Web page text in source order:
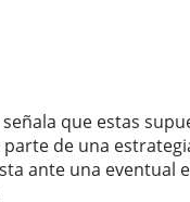
que estas
de una
ante una eventual